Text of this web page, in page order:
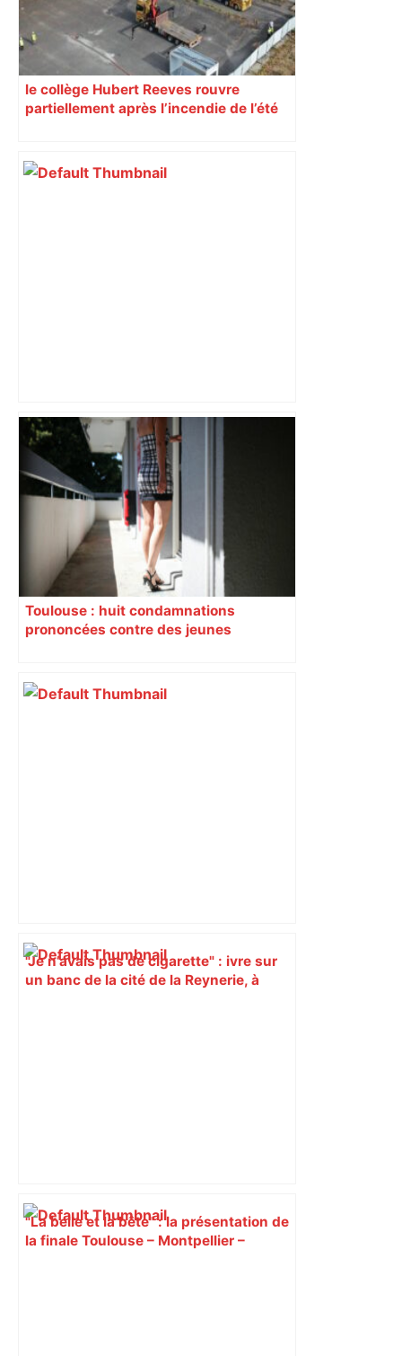
le collège Hubert Reeves rouvre
partiellement après l’incendie de l’été
Mort mystérieuse près de Toulouse :
une émission de M6 revient sur l'affaire
Christian Abraham, retrouvé la gorge
tranchée et recouvert de feuilles il y a
deux ans – ladepeche.fr
Toulouse : huit condamnations
prononcées contre des jeunes
"Je n’avais pas de cigarette" : ivre sur
un banc de la cité de la Reynerie, à
"La belle et la bête" : la présentation de
la finale Toulouse – Montpellier –